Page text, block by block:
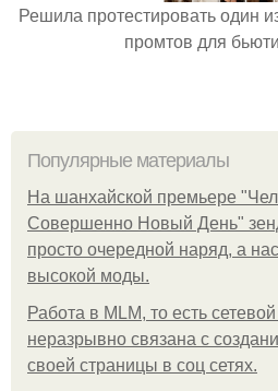
Решила протестировать один
промтов для
Популярные материалы
На шанхайской премьере
Совершенно Новый День"
просто очередной наряд, а
высокой моды.
Работа в MLM, то есть
неразрывно связана с
своей страницы в соц сетях.